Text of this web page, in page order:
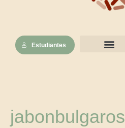
Estudiantes
jabonbulgaros